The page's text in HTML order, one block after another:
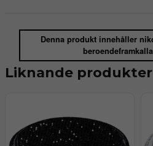
Denna produkt innehåller
Liknande produkter